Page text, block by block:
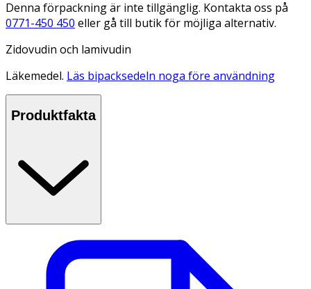
Denna förpackning är inte tillgänglig. Kontakta oss på
0771-450 450 eller gå till butik för möjliga alternativ.
Zidovudin och lamivudin
Läkemedel. Läs bipacksedeln noga före användning
Produktfakta